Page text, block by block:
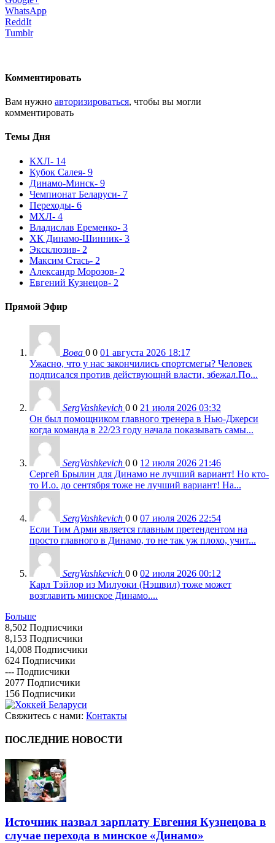
WhatsApp
ReddIt
Tumblr
Комментировать
Вам нужно авторизироваться, чтобы вы могли
комментировать
Темы Дня
КХЛ- 14
Кубок Салея- 9
Динамо-Минск- 9
Чемпионат Беларуси- 7
Переходы- 6
МХЛ- 4
Владислав Еременко- 3
ХК Динамо-Шинник- 3
Эксклюзив- 2
Максим Стась- 2
Александр Морозов- 2
Евгений Кузнецов- 2
Прямой Эфир
Вова 0 0 01 августа 2026 18:17
Ужасно, что у нас закончились спортсмегы? Человек
подписался против действующнй власти, збежал.По...
SergVashkevich 0 0 21 июля 2026 03:32
Он был помощником главного тренера в Нью-Джерси
когда команда в 22/23 году начала показывать самы...
SergVashkevich 0 0 12 июля 2026 21:46
Сергей Брылин для Динамо не лучший вариант! Но кто-
то И.о. до сентября тоже не лучший вариант! На...
SergVashkevich 0 0 07 июля 2026 22:54
Если Тим Арми является главным претендентом на
просто главного в Динамо, то не так уж плохо, учит...
SergVashkevich 0 0 02 июля 2026 00:12
Карл Тэйлор из Милуоки (Нэшвил) тоже может
возглавить минское Динамо....
Больше
8,502 Подписчики
8,153 Подписчики
14,008 Подписчики
624 Подписчики
--- Подписчики
2077 Подписчики
156 Подписчики
Свяжитесь с нами: Контакты
ПОСЛЕДНИЕ НОВОСТИ
Источник назвал зарплату Евгения Кузнецова в
случае перехода в минское «Динамо»